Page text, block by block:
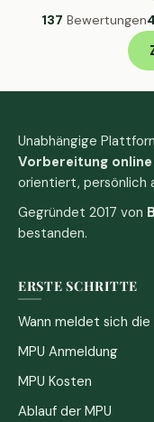
137 Bewertungen
Unabhängige
Vorbereitung online
orientiert, persönlich
Gegründet 2017 von
bestanden.
ERSTE SCHRITTE
Wann meldet sich
MPU Anmeldung
MPU Kosten
Ablauf der MPU